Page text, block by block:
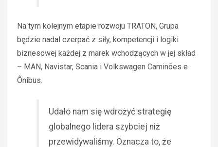
Na tym kolejnym etapie rozwoju TRATON, Grupa
będzie nadal czerpać z siły, kompetencji i logiki
biznesowej każdej z marek wchodzących w jej skład
– MAN, Navistar, Scania i Volkswagen Caminões e
Ônibus.
Udało nam się wdrożyć strategię
globalnego lidera szybciej niż
przewidywaliśmy. Oznacza to, że